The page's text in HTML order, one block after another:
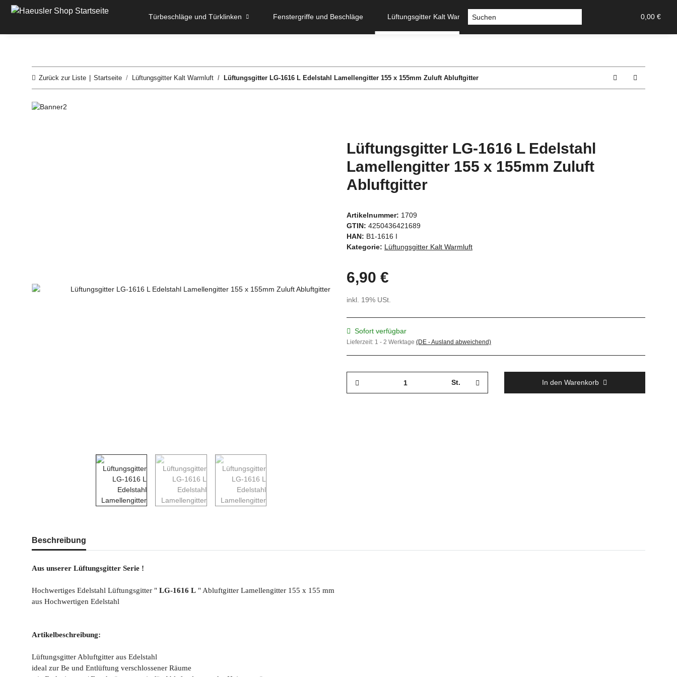
0,00 €
Türbeschläge und Türklinken Fenstergriffe und Beschläge Lüftungsgitter Kalt Warmluft Stossgriffe u
Zurück zur Liste Startseite Lüftungsgitter Kalt Warmluft Lüftungsgitter LG-1616 L Edelstahl Lamellengitter 155 x 155mm Zuluft Abluftgitter
Lüftungsgitter LG-1616 L Edelstahl
Lamellengitter 155 x 155mm Zuluft
Abluftgitter
Artikelnummer: 1709
GTIN: 4250436421689
HAN: B1-1616 I
Kategorie: Lüftungsgitter Kalt Warmluft
6,90 €
inkl. 19% USt.
Sofort verfügbar
Lieferzeit: 1 - 2 Werktage (DE - Ausland abweichend)
St. In den Warenkorb
Beschreibung
Aus unserer Lüftungsgitter Serie !
Hochwertiges Edelstahl Lüftungsgitter " LG-1616 L " Abluftgitter Lamellengitter 155 x 155 mm
aus Hochwertigen Edelstahl
Artikelbeschreibung:
Lüftungsgitter Abluftgitter aus Edelstahl
ideal zur Be und Entlüftung verschlossener Räume